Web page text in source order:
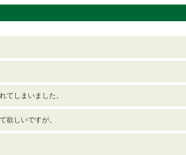
てしまいました。
欲しいですが。